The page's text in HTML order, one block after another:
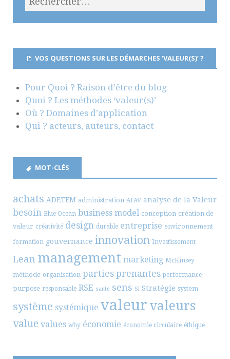
VOS QUESTIONS SUR LES DÉMARCHES ‘VALEUR(S)’ ?
Pour Quoi ? Raison d’être du blog
Quoi ? Les méthodes ‘valeur(s)’
Où ? Domaines d’application
Qui ? acteurs, auteurs, contact
MOT-CLÉS
achats ADETEM administration AFAV analyse de la Valeur
besoin Blue Ocean business model conception création de
valeur créativité design durable entreprise environnement
formation gouvernance innovation Investissement
Lean management marketing McKinsey
méthode organisation parties prenantes performance
purpose responsable RSE santé sens SI Stratégie system
système systémique valeur valeurs
value values why économie économie circulaire éthique